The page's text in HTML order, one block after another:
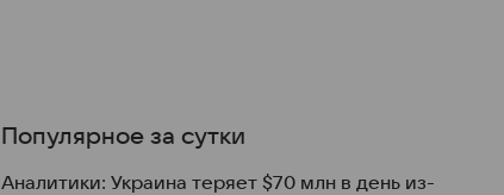
Популярное за сутки
Аналитики: Украина теряет $70 млн в день из-